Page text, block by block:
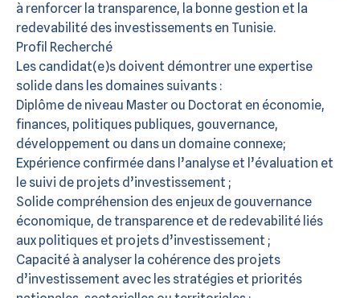
à renforcer la transparence, la bonne gestion et la
redevabilité des investissements en Tunisie.
Profil Recherché
Les candidat(e)s doivent démontrer une expertise
solide dans les domaines suivants :
Diplôme de niveau Master ou Doctorat en économie,
finances, politiques publiques, gouvernance,
développement ou dans un domaine connexe;
Expérience confirmée dans l’analyse et l’évaluation et
le suivi de projets d’investissement ;
Solide compréhension des enjeux de gouvernance
économique, de transparence et de redevabilité liés
aux politiques et projets d’investissement ;
Capacité à analyser la cohérence des projets
d’investissement avec les stratégies et priorités